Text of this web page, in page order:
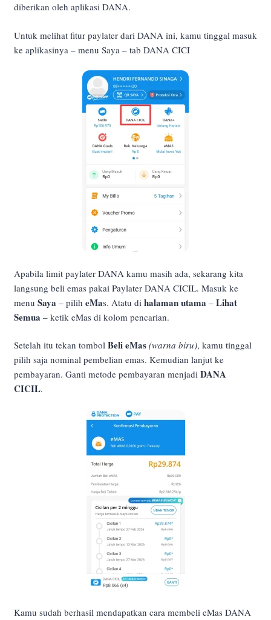
diberikan oleh aplikasi DANA.
Untuk melihat fitur paylater dari DANA ini, kamu tinggal masuk
ke aplikasinya – menu Saya – tab DANA CICI
Apabila limit paylater DANA kamu masih ada, sekarang kita
langsung beli emas pakai Paylater DANA CICIL. Masuk ke
menu Saya – pilih eMas. Atatu di halaman utama – Lihat
Semua – ketik eMas di kolom pencarian.
Setelah itu tekan tombol Beli eMas (warna biru), kamu tinggal
pilih saja nominal pembelian emas. Kemudian lanjut ke
pembayaran. Ganti metode pembayaran menjadi DANA
CICIL.
Kamu sudah berhasil mendapatkan cara membeli eMas DANA